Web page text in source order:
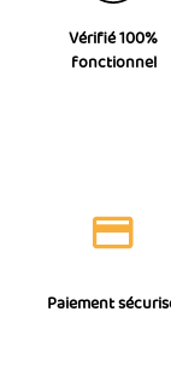
Vérifié 100%
fonctionnel
Paiement